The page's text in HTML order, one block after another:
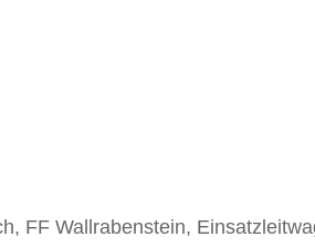
FF Wallrabenstein,